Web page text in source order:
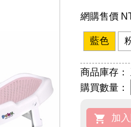
網購售價
藍色
商品庫存：
購買數量：